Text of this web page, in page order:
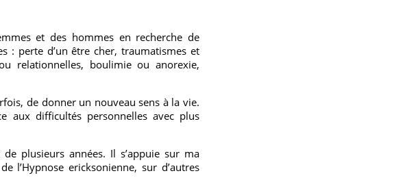
et des hommes en recherche de
: perte d’un être cher, traumatismes et
relationnelles, boulimie ou anorexie,
de donner un nouveau sens à la vie.
aux difficultés personnelles avec plus
plusieurs années. Il s’appuie sur ma
l’Hypnose ericksonienne, sur d’autres